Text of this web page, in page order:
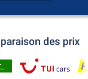
des prix